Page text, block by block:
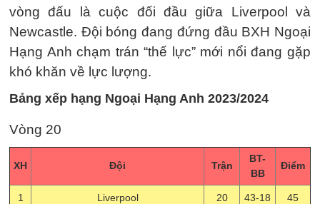
vòng đấu là cuộc đối đầu giữa Liverpool và
Newcastle. Đội bóng đang đứng đầu BXH Ngoại
Hạng Anh chạm trán “thế lực” mới nổi đang gặp
khó khăn về lực lượng.
Bảng xếp hạng Ngoại Hạng Anh 2023/2024
Vòng 20
XH Đội Trận
BT-
BB
Điểm
1 Liverpool 20 43-18 45